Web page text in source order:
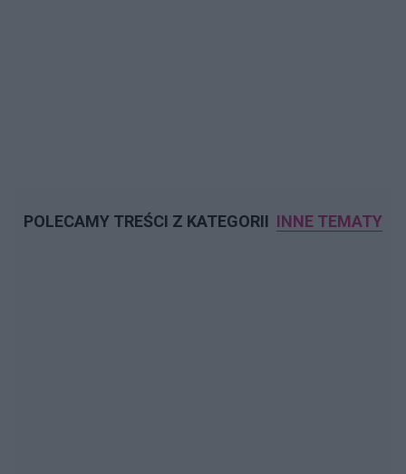
POLECAMY TREŚCI Z KATEGORII INNE TEMATY